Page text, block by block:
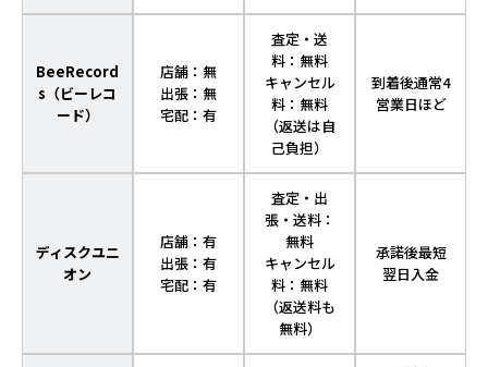
BeeRecord
s（ビーレコ
ード）
店舗：無
出張：無
宅配：有
査定・送
料：無料
キャンセル
料：無料
（返送は自
己負担）
到着後通常4
営業日ほど
ディスクユニ
オン
店舗：有
出張：有
宅配：有
査定・出
張・送料：
無料
キャンセル
料：無料
（返送料も
無料）
承諾後最短
翌日入金